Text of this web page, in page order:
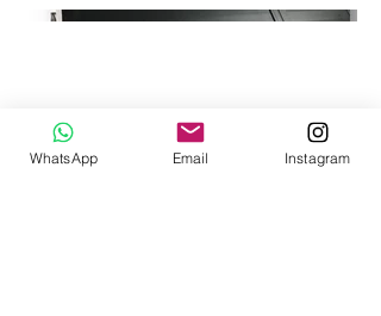
WhatsApp Email Instagram